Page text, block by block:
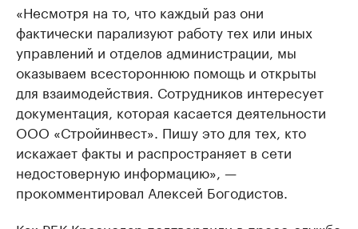
«Несмотря на то, что каждый раз они
фактически парализуют работу тех или иных
управлений и отделов администрации, мы
оказываем всестороннюю помощь и открыты
для взаимодействия. Сотрудников интересует
документация, которая касается деятельности
ООО «Стройинвест». Пишу это для тех, кто
искажает факты и распространяет в сети
недостоверную информацию», —
прокомментировал Алексей Богодистов.